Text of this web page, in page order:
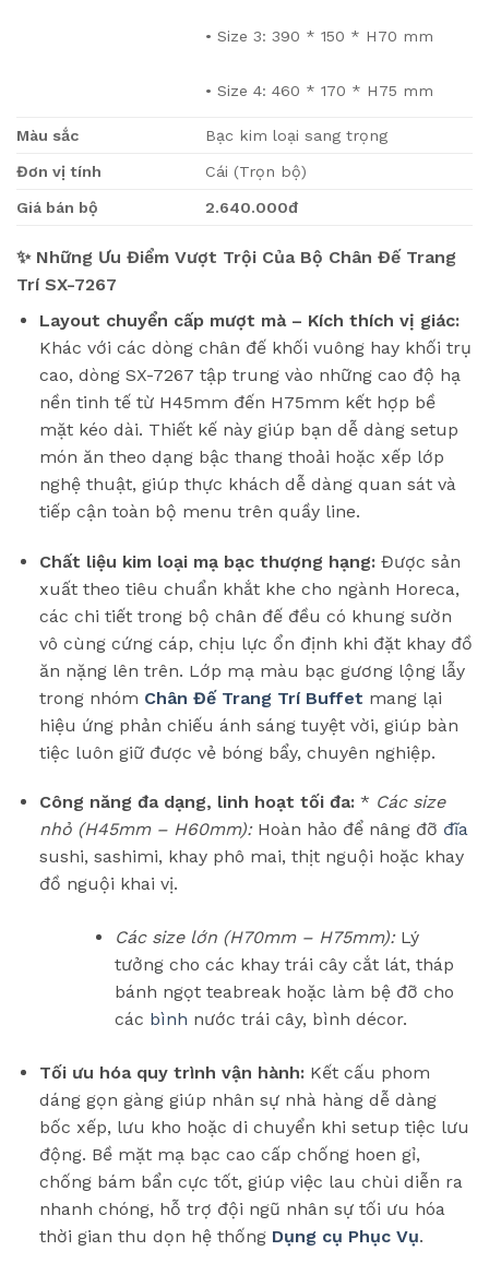
• Size 3: 390 * 150 * H70 mm
• Size 4: 460 * 170 * H75 mm
Màu sắc Bạc kim loại sang trọng
Đơn vị tính Cái (Trọn bộ)
Giá bán bộ 2.640.000đ
✨ Những Ưu Điểm Vượt Trội Của Bộ Chân Đế Trang
Trí SX-7267
Layout chuyển cấp mượt mà – Kích thích vị giác:
Khác với các dòng chân đế khối vuông hay khối trụ
cao, dòng SX-7267 tập trung vào những cao độ hạ
nền tinh tế từ H45mm đến H75mm kết hợp bề
mặt kéo dài. Thiết kế này giúp bạn dễ dàng setup
món ăn theo dạng bậc thang thoải hoặc xếp lớp
nghệ thuật, giúp thực khách dễ dàng quan sát và
tiếp cận toàn bộ menu trên quầy line.
Chất liệu kim loại mạ bạc thượng hạng:Được sản
xuất theo tiêu chuẩn khắt khe cho ngành Horeca,
các chi tiết trong bộ chân đế đều có khung sườn
vô cùng cứng cáp, chịu lực ổn định khi đặt khay đồ
ăn nặng lên trên. Lớp mạ màu bạc gương lộng lẫy
trong nhóm Chân Đế Trang Trí Buffet mang lại
hiệu ứng phản chiếu ánh sáng tuyệt vời, giúp bàn
tiệc luôn giữ được vẻ bóng bẩy, chuyên nghiệp.
Công năng đa dạng, linh hoạt tối đa:* Các size
nhỏ (H45mm – H60mm):Hoàn hảo để nâng đỡ đĩa
sushi, sashimi, khay phô mai, thịt nguội hoặc khay
đồ nguội khai vị.
Các size lớn (H70mm – H75mm):Lý
tưởng cho các khay trái cây cắt lát, tháp
bánh ngọt teabreak hoặc làm bệ đỡ cho
các bình nước trái cây, bình décor.
Tối ưu hóa quy trình vận hành:Kết cấu phom
dáng gọn gàng giúp nhân sự nhà hàng dễ dàng
bốc xếp, lưu kho hoặc di chuyển khi setup tiệc lưu
động. Bề mặt mạ bạc cao cấp chống hoen gỉ,
chống bám bẩn cực tốt, giúp việc lau chùi diễn ra
nhanh chóng, hỗ trợ đội ngũ nhân sự tối ưu hóa
thời gian thu dọn hệ thống Dụng cụ Phục Vụ.